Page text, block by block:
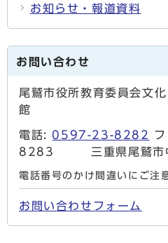
お知らせ・報道資料
お問い合わせ
尾鷲市役所教育委員会文
館
電話: 0597-23-8282
8283 三重県尾鷲市
電話番号のかけ間違いにご注
お問い合わせフォーム